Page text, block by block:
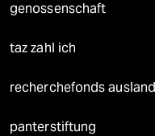
genossenschaft
taz zahl ich
recherchefonds ausland
panterstiftung